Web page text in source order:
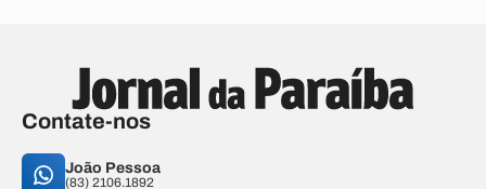
Contate-nos
João Pessoa
(83) 2106.1892